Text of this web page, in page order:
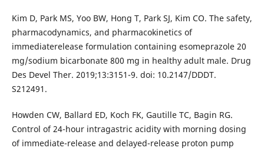
Kim D, Park MS, Yoo BW, Hong T, Park SJ, Kim CO. The safety,
pharmacodynamics, and pharmacokinetics of
immediaterelease formulation containing esomeprazole 20
mg/sodium bicarbonate 800 mg in healthy adult male. Drug
Des Devel Ther. 2019;13:3151-9. doi: 10.2147/DDDT.
S212491.
Howden CW, Ballard ED, Koch FK, Gautille TC, Bagin RG.
Control of 24-hour intragastric acidity with morning dosing
of immediate-release and delayed-release proton pump